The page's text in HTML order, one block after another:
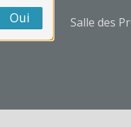
Trouvix Salle des
Oui